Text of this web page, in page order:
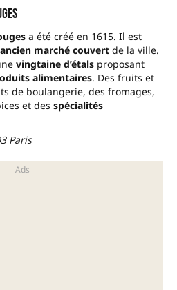
a été créé en 1615. Il est
marché couvert de la ville.
vingtaine d’étals proposant
alimentaires. Des fruits et
de boulangerie, des fromages,
et des spécialités
Paris